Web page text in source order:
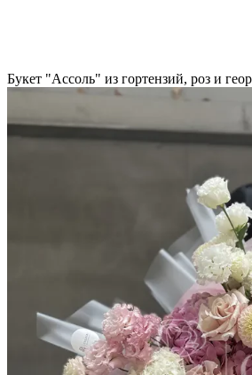
Букет "Ассоль" из гортензий, роз и